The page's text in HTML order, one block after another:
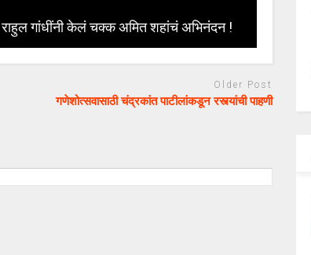
राहुल गांधींनी केलं चक्क अमित शहांचं अभिनंदन !
Older Post
गणेशोत्सवासाठी चंद्रकांत पाटीलांकडून रस्त्यांची पाहणी